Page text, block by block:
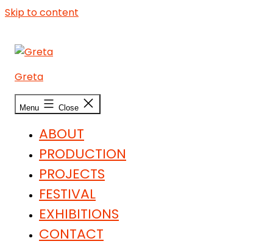
Skip to content
Greta
Menu Close
ABOUT
PRODUCTION
PROJECTS
FESTIVAL
EXHIBITIONS
CONTACT